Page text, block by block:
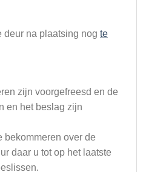
deur na plaatsing nog te
zijn voorgefreesd en de
en het beslag zijn
bekommeren over de
daar u tot op het laatste